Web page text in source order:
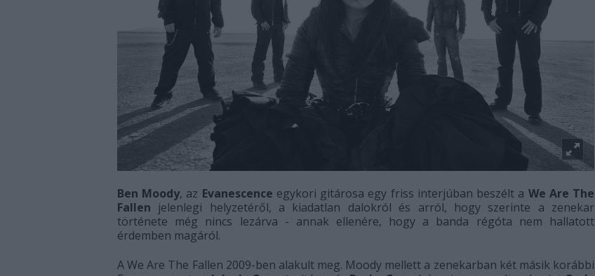
Ben Moody, az Evanescence egykori gitárosa egy friss interjúban beszélt a We Are The
Fallen jelenlegi helyzetéről, a kiadatlan dalokról és arról, hogy szerinte a zenekar
története még nincs lezárva - annak ellenére, hogy a banda régóta nem hallatott
érdemben magáról.
A We Are The Fallen 2009-ben alakult meg. Moody mellett a zenekarban két másik korábbi